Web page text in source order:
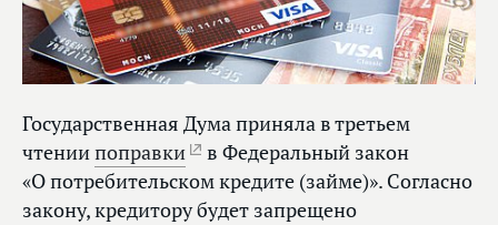
Государственная Дума приняла в третьем
чтениипоправки
в Федеральный закон
«О потребительском кредите (займе)». Согласно
закону, кредитору будет запрещено